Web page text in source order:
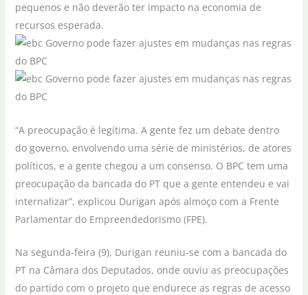
pequenos e não deverão ter impacto na economia de
recursos esperada.
“A preocupação é legítima. A gente fez um debate dentro
do governo, envolvendo uma série de ministérios, de atores
políticos, e a gente chegou a um consenso. O BPC tem uma
preocupação da bancada do PT que a gente entendeu e vai
internalizar”, explicou Durigan após almoço com a Frente
Parlamentar do Empreendedorismo (FPE).
Na segunda-feira (9), Durigan reuniu-se com a bancada do
PT na Câmara dos Deputados, onde ouviu as preocupações
do partido com o projeto que endurece as regras de acesso